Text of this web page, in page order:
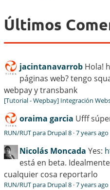
Últimos
jacintanavarrob Hola!
páginas web? tengo
webpay y transbank
[Tutorial - Wepbay] Integración
oraima garcia Ufff
RUN/RUT para Drupal 8 ·7 years ago
Nicolás Moncada Yes:
está en beta.
cualquier cosa reportarlo
RUN/RUT para Drupal 8 ·7 years ago